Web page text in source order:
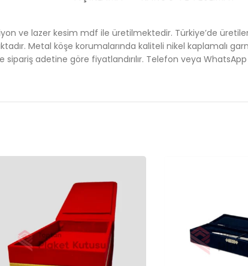
ve lazer kesim mdf ile üretilmektedir. Türkiye’de
Metal köşe korumalarında kaliteli nikel kaplamalı
adetine göre fiyatlandırılır. Telefon veya